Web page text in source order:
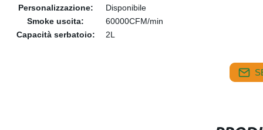
Personalizzazione:
Disponibile
Smoke uscita:
60000CFM/min
Capacità serbatoio:
2L